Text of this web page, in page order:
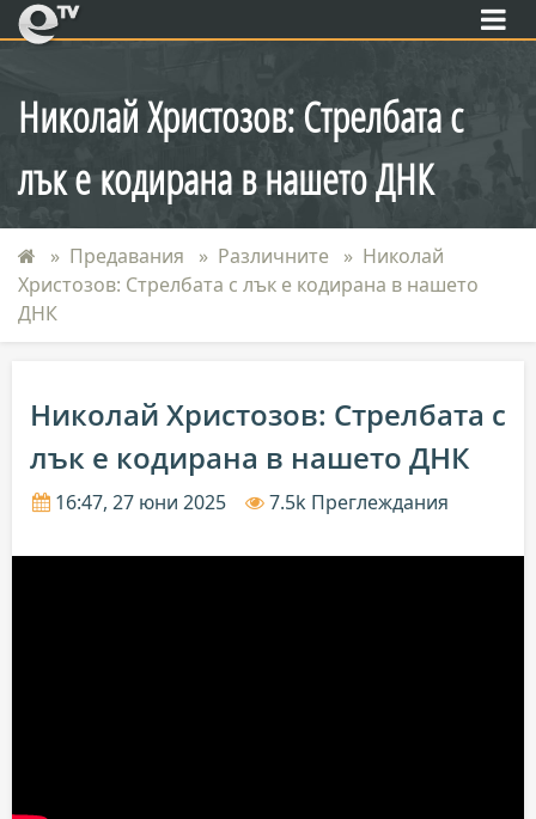
eTV
Николай Христозов: Стрелбата с
лък е кодирана в нашето ДНК
Предавания Различните
Николай
Христозов: Стрелбата с лък е кодирана в нашето
ДНК
Николай Христозов: Стрелбата с
лък е кодирана в нашето ДНК
16:47, 27 юни 2025 7.5k Преглеждания